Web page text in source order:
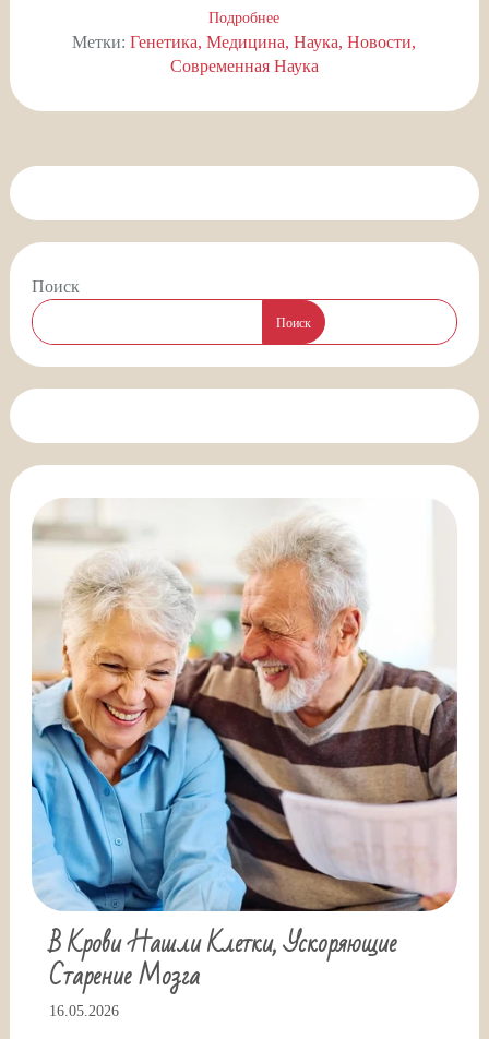
Подробнее
Метки:Генетика Медицина Наука Новости
Современная Наука
Поиск
Поиск
В Крови Нашли Клетки, Ускоряющие
Старение Мозга
16.05.2026